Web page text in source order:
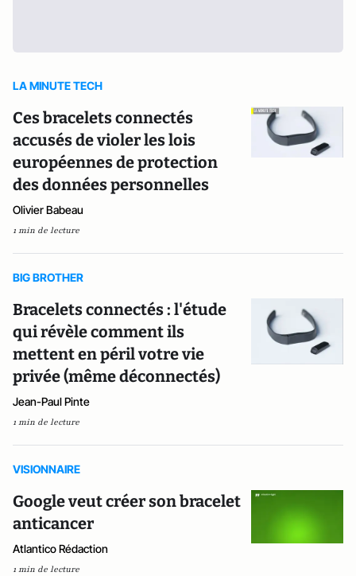
LA MINUTE TECH
Ces bracelets connectés
accusés de violer les lois
européennes de protection
des données personnelles
Olivier Babeau
1 min de lecture
BIG BROTHER
Bracelets connectés : l'étude
qui révèle comment ils
mettent en péril votre vie
privée (même déconnectés)
Jean-Paul Pinte
1 min de lecture
VISIONNAIRE
Google veut créer son bracelet
anticancer
Atlantico Rédaction
1 min de lecture